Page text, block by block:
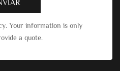
Your information is only
a quote.